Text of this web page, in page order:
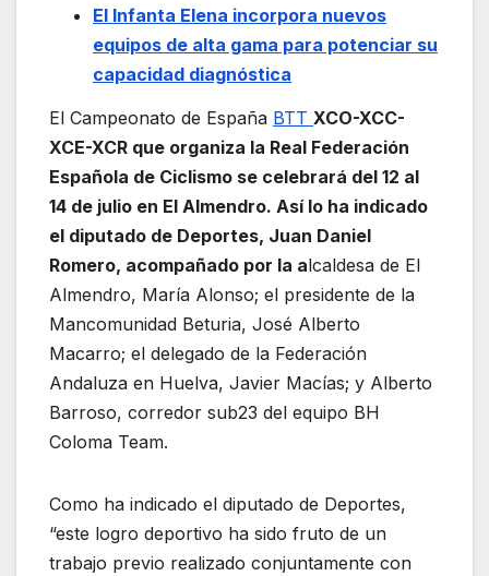
El Infanta Elena incorpora nuevos
equipos de alta gama para potenciar su
capacidad diagnóstica
El Campeonato de España BTT XCO-XCC-
XCE-XCR que organiza la Real Federación
Española de Ciclismo se celebrará del 12 al
14 de julio en El Almendro. Así lo ha indicado
el diputado de Deportes, Juan Daniel
Romero, acompañado por la alcaldesa de El
Almendro, María Alonso; el presidente de la
Mancomunidad Beturia, José Alberto
Macarro; el delegado de la Federación
Andaluza en Huelva, Javier Macías; y Alberto
Barroso, corredor sub23 del equipo BH
Coloma Team.
Como ha indicado el diputado de Deportes,
“este logro deportivo ha sido fruto de un
trabajo previo realizado conjuntamente con